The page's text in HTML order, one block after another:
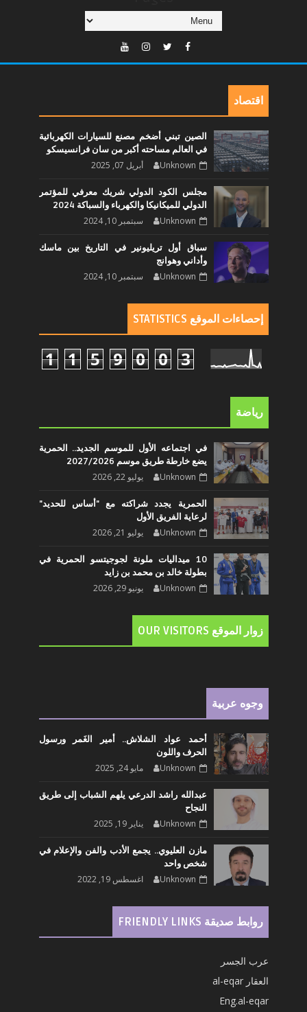
اقتصاد
الصين تبني أضخم مصنع للسيارات الكهربائية
في العالم مساحته أكبر من سان فرانسيسكو
Unknown أبريل 07, 2025
مجلس الكود الدولي شريك معرفي للمؤتمر
الدولي للميكانيكا والكهرباء والسباكة 2024
Unknown سبتمبر 10, 2024
سباق أول تريليونير في التاريخ بين ماسك
وأداني وهوانج
Unknown سبتمبر 10, 2024
إحصاءات الموقع STATISTICS
1 1 5 9 0 0 3
رياضة
في اجتماعه الأول للموسم الجديد.. الحمرية
يضع خارطة طريق موسم 2027/2026
Unknown يوليو 22, 2026
الحمرية يجدد شراكته مع "أساس للحديد"
لرعاية الفريق الأول
Unknown يوليو 21, 2026
10 ميداليات ملونة لجوجيتسو الحمرية في
بطولة خالد بن محمد بن زايد
Unknown يونيو 29, 2026
زوار الموقع OUR VISITORS
وجوه عربية
أحمد عواد الشلاش.. أمير الغَمر ورسول
الحرف واللون
Unknown مايو 24, 2025
عبدالله راشد الدرعي يلهم الشباب إلى طريق
النجاح
Unknown يناير 19, 2025
مازن العليوي.. يجمع الأدب والفن والإعلام في
شخص واحد
Unknown اغسطس 19, 2022
روابط صديقة FRIENDLY LINKS
عرب الجسر
العقار al-eqar
Eng.al-eqar